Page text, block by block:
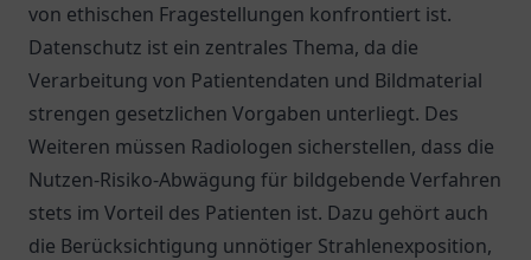
von ethischen Fragestellungen konfrontiert ist.
Datenschutz ist ein zentrales Thema, da die
Verarbeitung von Patientendaten und Bildmaterial
strengen gesetzlichen Vorgaben unterliegt. Des
Weiteren müssen Radiologen sicherstellen, dass die
Nutzen-Risiko-Abwägung für bildgebende Verfahren
stets im Vorteil des Patienten ist. Dazu gehört auch
die Berücksichtigung unnötiger Strahlenexposition,